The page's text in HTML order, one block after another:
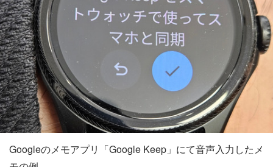
Googleのメモアプリ「Google Keep」にて音声入力したメ